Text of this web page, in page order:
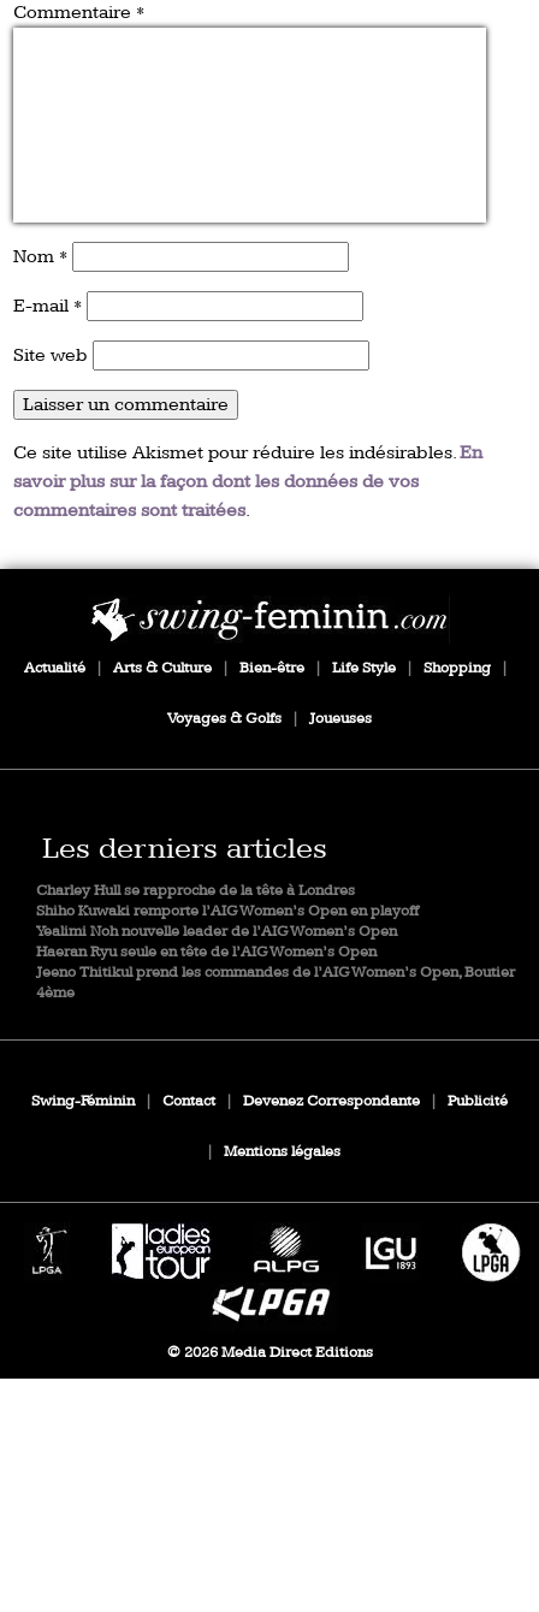
Commentaire *
Nom *
E-mail *
Site web
Ce site utilise Akismet pour réduire les indésirables.En
savoir plus sur la façon dont les données de vos
commentaires sont traitées.
Actualité Arts & Culture Bien-être Life Style Shopping
Voyages & Golfs Joueuses
Les derniers articles
Charley Hull se rapproche de la tête à Londres
Shiho Kuwaki remporte l’AIG Women’s Open en playoff
Yealimi Noh nouvelle leader de l’AIG Women’s Open
Haeran Ryu seule en tête de l’AIG Women’s Open
Jeeno Thitikul prend les commandes de l’AIG Women’s Open, Boutier
4ème
Swing-Féminin Contact Devenez Correspondante Publicité
Mentions légales
© 2026 Media Direct Editions